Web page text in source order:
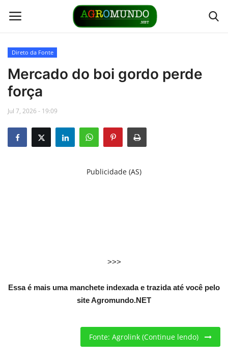
Home
Contato
Direto da Fonte
Direto da Fonte
Mercado do boi gordo perde
força
Jul 7, 2026 - 19:09
Publicidade (AS)
>>>
Essa é mais uma manchete indexada e trazida até você pelo
site Agromundo.NET
Fonte: Agrolink (Continue lendo)